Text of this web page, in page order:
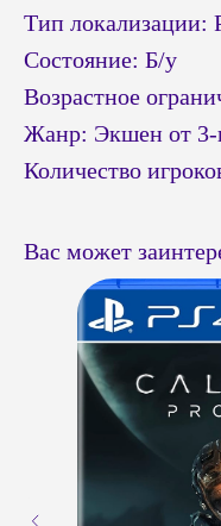
Тип локализации:
Состояние: Б/у
Возрастное
Жанр: Экшен от 3-
Количество
Вас может
© Headshot — 2024. Все